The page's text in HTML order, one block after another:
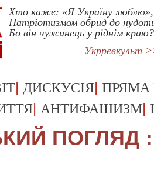
Хто каже: «Я Україну люблю»,
Патріотизмом обрид до
Бо він чужинець у ріднім краю?
Укрревкульт
| ДИСКУСІЯ| ПРЯМА
| АНТИФАШИЗМ|
ПОГЛЯД